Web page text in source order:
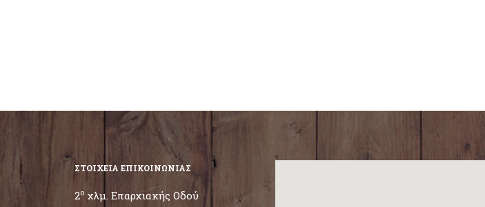
ΣΤΟΙΧΕΙΑ ΕΠΙΚΟΙΝΩΝΙΑΣ
2ο χλμ. Επαρχιακής Οδού